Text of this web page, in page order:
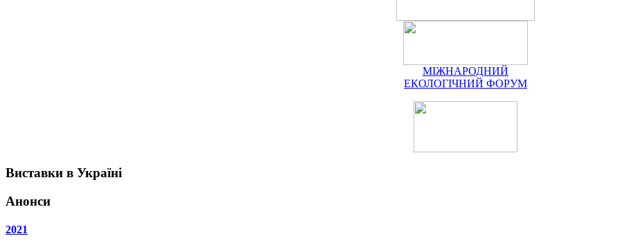
МІЖНАРОДНИЙ
ЕКОЛОГІЧНИЙ ФОРУМ
Виставки в Україні
Анонси
2021